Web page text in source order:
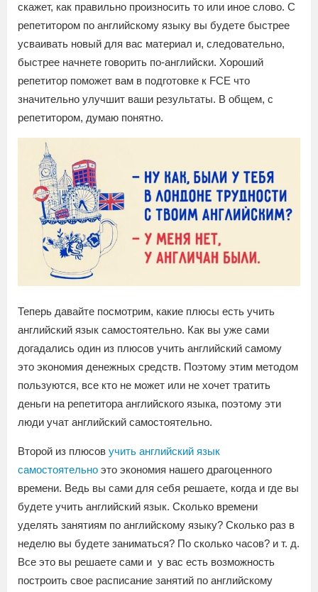
скажет, как правильно произносить то или иное слово. С
репетитором по английскому языку вы будете быстрее
усваивать новый для вас материал и, следовательно,
быстрее начнете говорить по-английски. Хороший
репетитор поможет вам в подготовке к FCE что
значительно улучшит ваши результаты. В общем, с
репетитором, думаю понятно.
Теперь давайте посмотрим, какие плюсы есть учить
английский язык самостоятельно. Как вы уже сами
догадались один из плюсов учить английский самому
это экономия денежных средств. Поэтому этим методом
пользуются, все кто не может или не хочет тратить
деньги на репетитора английского языка, поэтому эти
люди учат английский самостоятельно.
Второй из плюсов учить английский язык
самостоятельно это экономия нашего драгоценного
времени. Ведь вы сами для себя решаете, когда и где вы
будете учить английский язык. Сколько времени
уделять занятиям по английскому языку? Сколько раз в
неделю вы будете заниматься? По сколько часов? и т. д.
Все это вы решаете сами и у вас есть возможность
построить свое расписание занятий по английскому